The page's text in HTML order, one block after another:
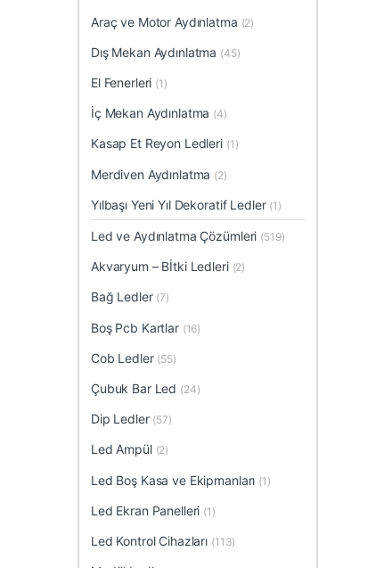
Araç ve Motor Aydınlatma (2)
Dış Mekan Aydınlatma (45)
El Fenerleri (1)
İç Mekan Aydınlatma (4)
Kasap Et Reyon Ledleri (1)
Merdiven Aydınlatma (2)
Yılbaşı Yeni Yıl Dekoratif Ledler (1)
Led ve Aydınlatma Çözümleri (519)
Akvaryum – Bİtki Ledleri (2)
Bağ Ledler (7)
Boş Pcb Kartlar (16)
Cob Ledler (55)
Çubuk Bar Led (24)
Dip Ledler (57)
Led Ampül (2)
Led Boş Kasa ve Ekipmanları (1)
Led Ekran Panelleri (1)
Led Kontrol Cihazları (113)